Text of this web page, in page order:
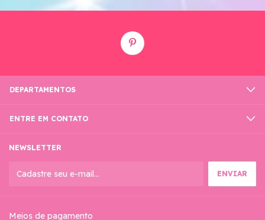
DEPARTAMENTOS
ENTRE EM CONTATO
NEWSLETTER
Meios de pagamento